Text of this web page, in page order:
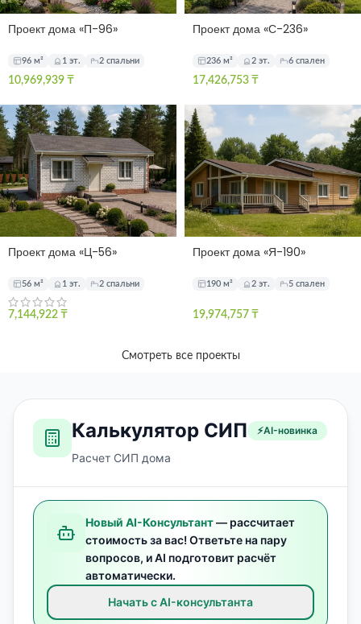
Проект дома «П-96»
96 м² 1 эт. 2 спальни
10,969,939 ₸
Проект дома «С-236»
236 м² 2 эт. 6 спален
17,426,753 ₸
Проект дома «Ц-56»
56 м² 1 эт. 2 спальни
7,144,922 ₸
Проект дома «Я-190»
190 м² 2 эт. 5 спален
19,974,757 ₸
Смотреть все проекты